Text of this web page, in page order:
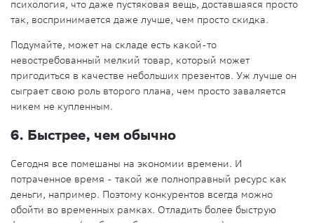
психология, что даже пустяковая вещь, доставшаяся просто
так, воспринимается даже лучше, чем просто скидка.
Подумайте, может на складе есть какой-то
невостребованный мелкий товар, который может
пригодиться в качестве небольших презентов. Уж лучше он
сыграет свою роль второго плана, чем просто заваляется
никем не купленным.
6. Быстрее, чем обычно
Сегодня все помешаны на экономии времени. И
потраченное время - такой же полноправный ресурс как
деньги, например. Поэтому конкурентов всегда можно
обойти во временных рамках. Отладить более быструю